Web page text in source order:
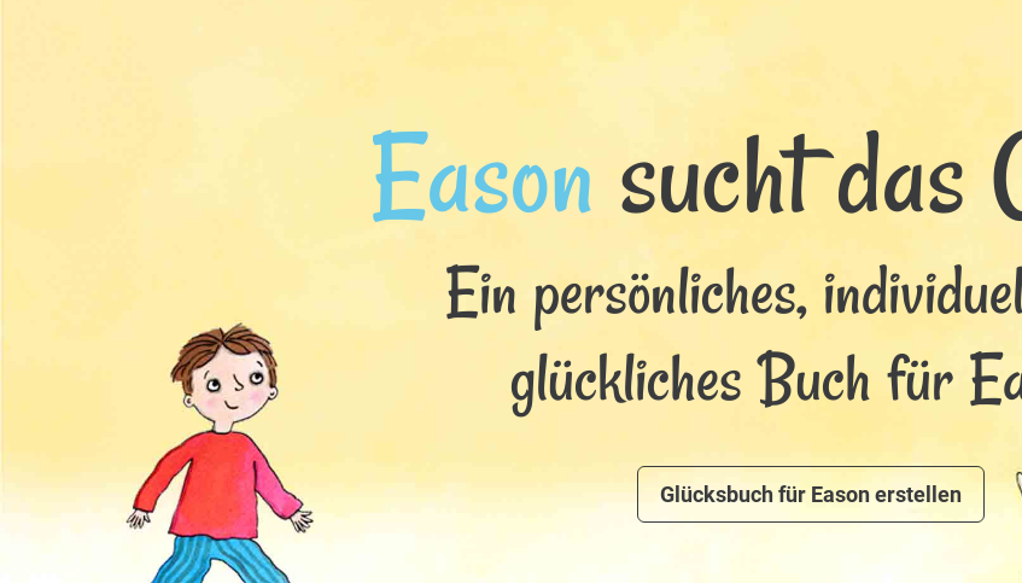
Eason sucht das
Ein persönliches,
glückliches Buch für
Glücksbuch für Eason erstellen